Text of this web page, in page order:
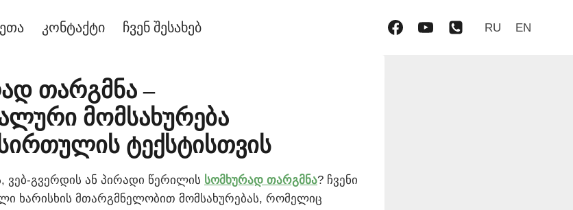
კონტაქტი ჩვენ შესახებ RU EN
თარგმნა –
მომსახურება
ტექსტისთვის
ვებ-გვერდის ან პირადი წერილის სომხურად თარგმნა? ჩვენი
ხარისხის მთარგმნელობით მომსახურებას, რომელიც